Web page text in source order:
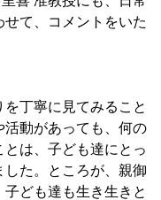
て、コメントをいた
丁寧に見てみること
動があっても、何の
は、子ども達にとっ
た。ところが、親御
ども達も生き生きと